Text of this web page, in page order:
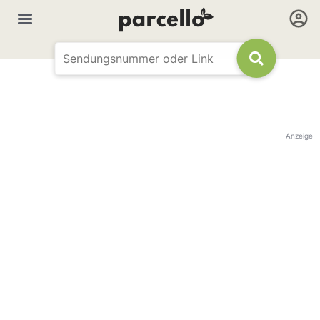
Anzeige